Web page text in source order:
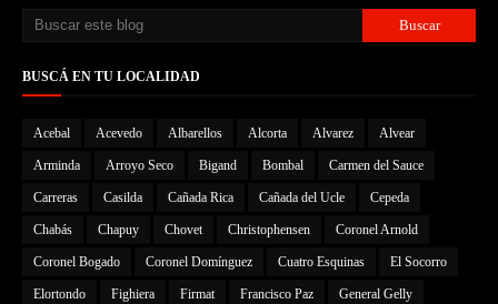
BUSCÁ EN TU LOCALIDAD
Acebal Acevedo Albarellos Alcorta Alvarez Alvear
Arminda Arroyo Seco Bigand Bombal Carmen del Sauce
Carreras Casilda Cañada Rica Cañada del Ucle Cepeda
Chabás Chapuy Chovet Christophensen Coronel Arnold
Coronel Bogado Coronel Domínguez Cuatro Esquinas El Socorro
Elortondo Fighiera Firmat Francisco Paz General Gelly